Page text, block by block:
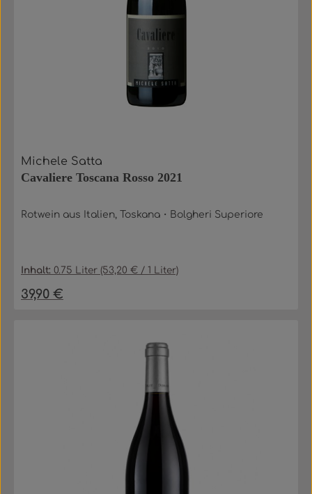
Michele Satta
Cavaliere Toscana Rosso 2021
Rotwein aus Italien, Toskana・Bolgheri Superiore
Inhalt:0.75 Liter (53,20 € / 1 Liter)
Regulärer Preis:
39,90 €